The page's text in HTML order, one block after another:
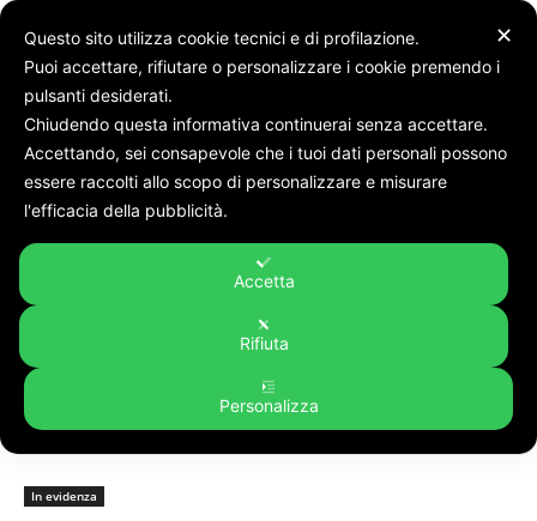
Strade chiuse
Tag:strade chiuse
In evidenza
✕
Questo sito utilizza cookie tecnici e di profilazione.
Puoi accettare, rifiutare o personalizzare i cookie premendo i
pulsanti desiderati.
Chiudendo questa informativa continuerai senza accettare.
Accettando, sei consapevole che i tuoi dati personali possono
essere raccolti allo scopo di personalizzare e misurare
l'efficacia della pubblicità.
Accetta
Rifiuta
Personalizza